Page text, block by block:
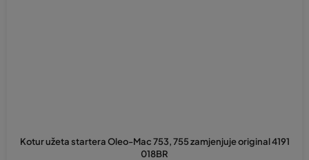
Kotur užeta startera Oleo-Mac 753, 755 zamjenjuje original 4191
018BR